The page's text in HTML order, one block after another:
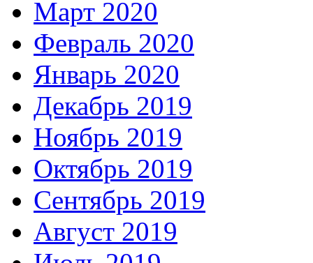
Март 2020
Февраль 2020
Январь 2020
Декабрь 2019
Ноябрь 2019
Октябрь 2019
Сентябрь 2019
Август 2019